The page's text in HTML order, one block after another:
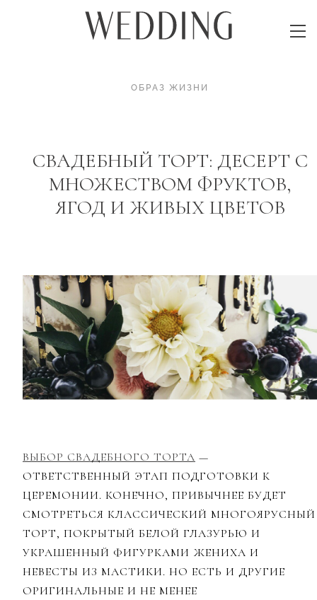
ОБРАЗ ЖИЗНИ
СВАДЕБНЫЙ ТОРТ: ДЕСЕРТ С
МНОЖЕСТВОМ ФРУКТОВ,
ЯГОД И ЖИВЫХ ЦВЕТОВ
ВЫБОР СВАДЕБНОГО ТОРТА —
ОТВЕТСТВЕННЫЙ ЭТАП ПОДГОТОВКИ К
ЦЕРЕМОНИИ. КОНЕЧНО, ПРИВЫЧНЕЕ БУДЕТ
СМОТРЕТЬСЯ КЛАССИЧЕСКИЙ МНОГОЯРУСНЫЙ
ТОРТ, ПОКРЫТЫЙ БЕЛОЙ ГЛАЗУРЬЮ И
УКРАШЕННЫЙ ФИГУРКАМИ ЖЕНИХА И
НЕВЕСТЫ ИЗ МАСТИКИ. НО ЕСТЬ И ДРУГИЕ
ОРИГИНАЛЬНЫЕ И НЕ МЕНЕЕ